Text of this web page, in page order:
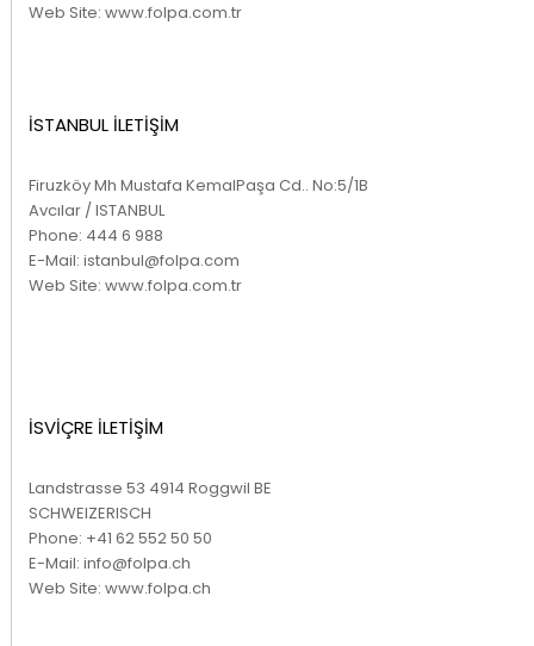
Web Site: www.folpa.com.tr
İSTANBUL İLETİŞİM
Firuzköy Mh Mustafa KemalPaşa Cd.. No:5/1B
Avcılar / ISTANBUL
Phone: 444 6 988
E-Mail: istanbul@folpa.com
Web Site: www.folpa.com.tr
İSVİÇRE İLETİŞİM
Landstrasse 53 4914 Roggwil BE
SCHWEIZERISCH
Phone: +41 62 552 50 50
E-Mail: info@folpa.ch
Web Site: www.folpa.ch